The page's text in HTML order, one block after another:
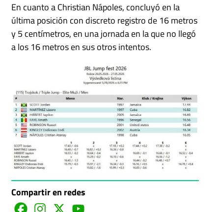
En cuanto a Christian Nápoles, concluyó en la
última posición con discreto registro de 16 metros
y 5 centímetros, en una jornada en la que no llegó
a los 16 metros en sus otros intentos.
Compartir en redes